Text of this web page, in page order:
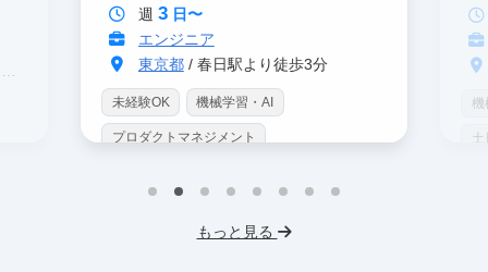
週 3日〜
エンジニア
東京都/ 春日駅より徒歩3分
未経験OK 機械学習・AI
プロダクトマネジメント
機
もっと見る